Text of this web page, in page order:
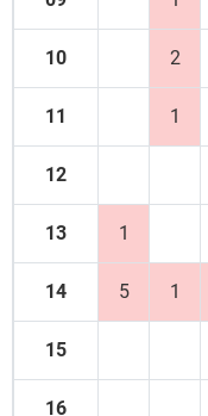
10 2
11 1
12
13 1
14 5 1
15
16